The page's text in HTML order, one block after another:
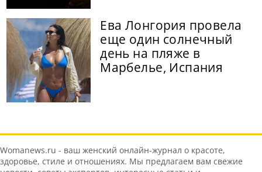
Ева Лонгория провела
еще один солнечный
день на пляже в
Марбелье, Испания
Womanews.ru - ваш женский онлайн-журнал о красоте,
здоровье, стиле и отношениях. Мы предлагаем вам свежие